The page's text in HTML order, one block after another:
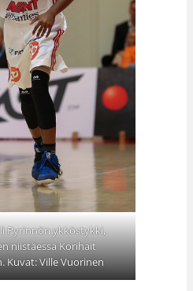
Pyrinnön ykköstykki,
niistäessä Korihait
Kuvat: Ville Vuorinen